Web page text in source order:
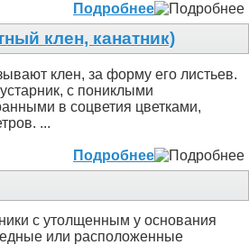
Подробнее
клен, канатник)
клен, за форму его листьев.
с пониклыми
в соцветия цветками,
...
Подробнее
с утолщенным у основания
или расположенные